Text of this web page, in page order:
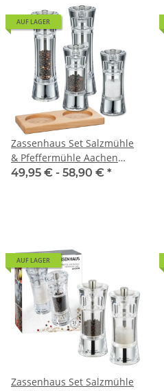
AUF LAGER
Zassenhaus Set Salzmühle
& Pfeffermühle Aachen
Acryl & Untersetzer Buche
49,95 € - 58,90 € *
AUF LAGER
Zassenhaus Set Salzmühle